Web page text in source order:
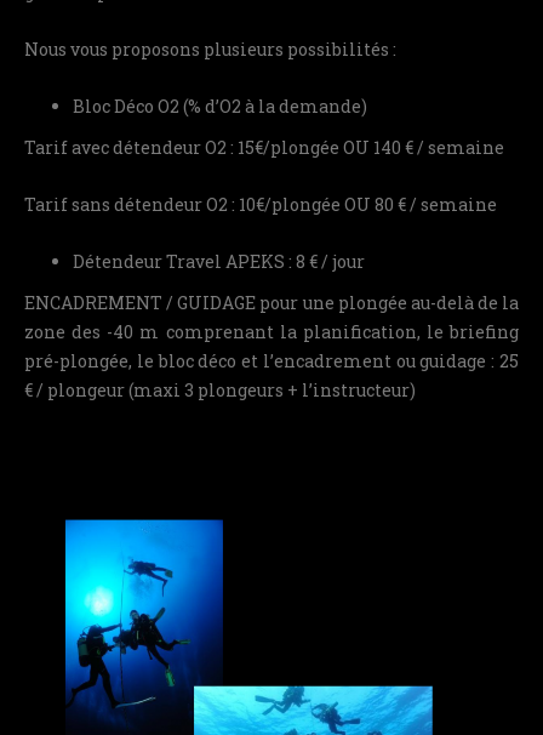
Nous vous proposons plusieurs possibilités :
Bloc Déco O2 (% d’O2 à la demande)
Tarif avec détendeur O2 : 15€/plongée OU 140 € / semaine
Tarif sans détendeur O2 : 10€/plongée OU 80 € / semaine
Détendeur Travel APEKS : 8 € / jour
ENCADREMENT / GUIDAGE pour une plongée au-delà de la
zone des -40 m comprenant la planification, le briefing
pré-plongée, le bloc déco et l’encadrement ou guidage : 25
€ / plongeur (maxi 3 plongeurs + l’instructeur)